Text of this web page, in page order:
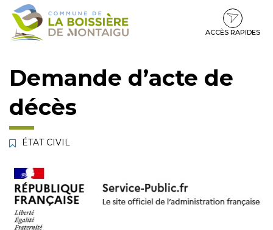
Gestion des traceurs
Aller
Aller
contenu
Aller
pied
ACCÈS RAPIDES
Demande d’acte de
décès
ÉTAT CIVIL